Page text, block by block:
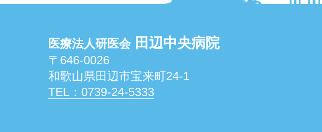
医療法人研医会田辺中央病院
〒646-0026
和歌山県田辺市宝来町24-1
TEL：0739-24-5333